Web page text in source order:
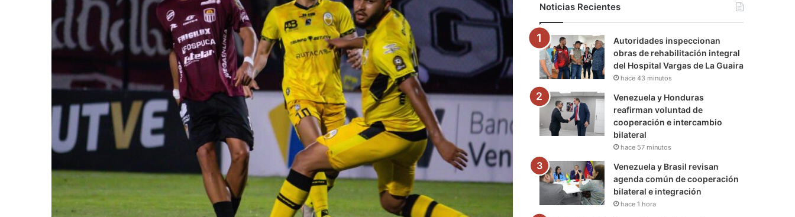
o
k
r
e
r
a
m
a
m
Noticias Recientes
Autoridades inspeccionan
obras de rehabilitación integral
del Hospital Vargas de La Guaira
hace 43 minutos
Venezuela y Honduras
reafirman voluntad de
cooperación e intercambio
bilateral
hace 57 minutos
Venezuela y Brasil revisan
agenda común de cooperación
bilateral e integración
hace 1 hora